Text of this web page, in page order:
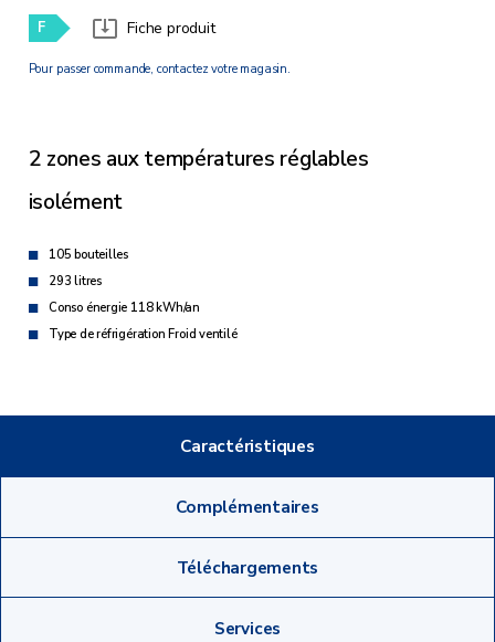
F Fiche produit
Pour passer commande, contactez votre magasin.
2 zones aux températures réglables
isolément
105 bouteilles
293 litres
Conso énergie 118 kWh/an
Type de réfrigération Froid ventilé
Caractéristiques
Complémentaires
Téléchargements
Services